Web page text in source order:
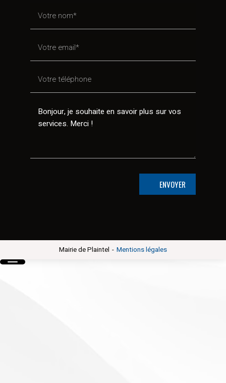
ENVOYER
Mairie de Plaintel - Mentions légales